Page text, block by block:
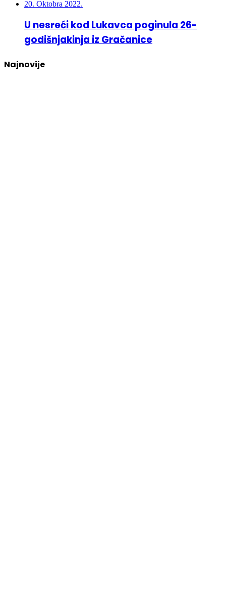
20. Oktobra 2022.
U nesreći kod Lukavca poginula 26-
godišnjakinja iz Gračanice
Najnovije